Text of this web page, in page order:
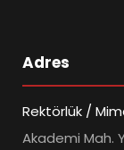
Adres
Rektörlük /
Akademi Mah.